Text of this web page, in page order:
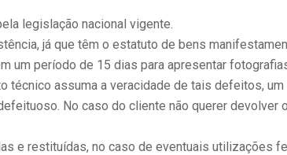
legislação nacional vigente.
já que têm o estatuto de bens
um período de 15 dias para apresentar
assuma a veracidade de tais defeitos,
No caso do cliente não querer devolver
e restituídas, no caso de eventuais utilizações